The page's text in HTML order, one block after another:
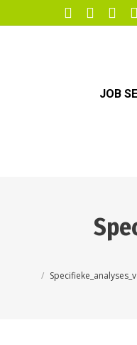
Facebook
X
newnew
JOB